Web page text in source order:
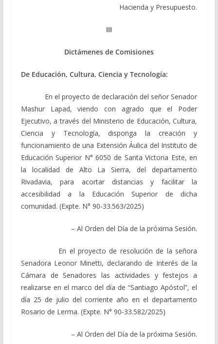
Hacienda y Presupuesto.
III
Dictámenes de Comisiones
De Educación, Cultura, Ciencia y Tecnología:
En el proyecto de declaración del señor Senador
Mashur Lapad, viendo con agrado que el Poder
Ejecutivo, a través del Ministerio de Educación, Cultura,
Ciencia y Tecnología, disponga la creación y
funcionamiento de una Extensión Áulica del Instituto de
Educación Superior N° 6050 de Santa Victoria Este, en
la localidad de Alto La Sierra, del departamento
Rivadavia, para acortar distancias y facilitar la
accesibilidad a la Educación Superior de dicha
comunidad. (Expte. N° 90-33.563/2025)
– Al Orden del Día de la próxima Sesión.
En el proyecto de resolución de la señora
Senadora Leonor Minetti, declarando de Interés de la
Cámara de Senadores las actividades y festejos a
realizarse en el marco del día de “Santiago Apóstol”, el
día 25 de julio del corriente año en el departamento
Rosario de Lerma. (Expte. N° 90-33.582/2025)
– Al Orden del Día de la próxima Sesión.